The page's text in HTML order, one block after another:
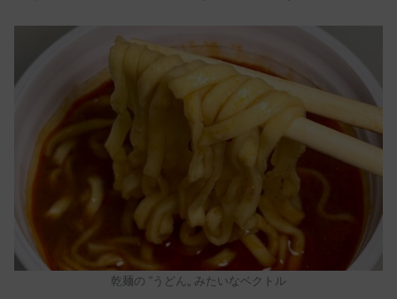
乾麺の “うどん„ みたいなベクトル